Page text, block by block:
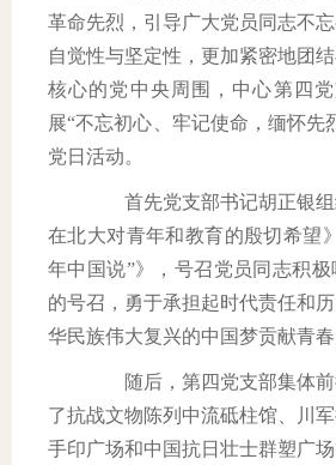
革命先烈，引导广大党员同志不
自觉性与坚定性，更加紧密地团
核心的党中央周围，中心第四
展“不忘初心、牢记使命，缅怀先
党日活动。
首先党支部书记胡正银组
在北大对青年和教育的殷切希望
年中国说”》，号召党员同志积
的号召，勇于承担起时代责任和
华民族伟大复兴的中国梦贡献青春
随后，第四党支部集体前
了抗战文物陈列中流砥柱馆、川
手印广场和中国抗日壮士群塑广